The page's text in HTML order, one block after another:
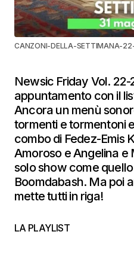
CANZONI-DELLA-SETTIMANA-
Newsic Friday Vol.
appuntamento con il
Ancora un menù
tormenti e tormentoni
combo di Fedez-Emis
Amoroso e Angelina e
solo show come quello
Boomdabash. Ma poi
mette tutti in riga!
LA PLAYLIST